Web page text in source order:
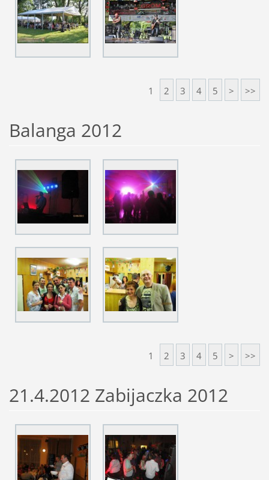
1 2 3 4 5 > >>
Balanga 2012
1 2 3 4 5 > >>
21.4.2012 Zabijaczka 2012